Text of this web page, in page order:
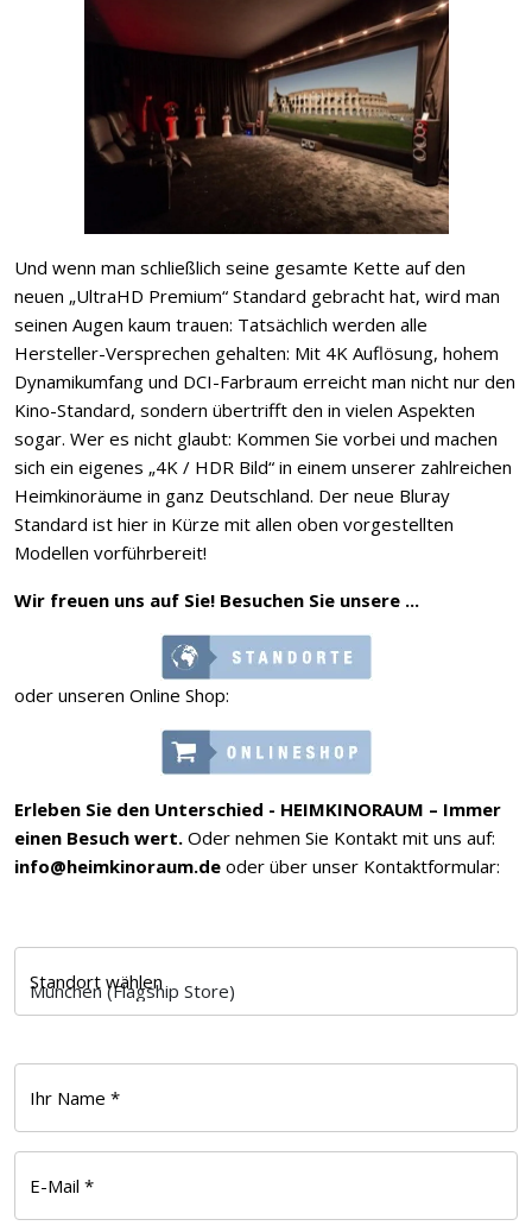
Und wenn man schließlich seine gesamte Kette auf den
neuen „UltraHD Premium“ Standard gebracht hat, wird man
seinen Augen kaum trauen: Tatsächlich werden alle
Hersteller-Versprechen gehalten: Mit 4K Auflösung, hohem
Dynamikumfang und DCI-Farbraum erreicht man nicht nur den
Kino-Standard, sondern übertrifft den in vielen Aspekten
sogar. Wer es nicht glaubt: Kommen Sie vorbei und machen
sich ein eigenes „4K / HDR Bild“ in einem unserer zahlreichen
Heimkinoräume in ganz Deutschland. Der neue Bluray
Standard ist hier in Kürze mit allen oben vorgestellten
Modellen vorführbereit!
Wir freuen uns auf Sie! Besuchen Sie unsere ...
oder unseren Online Shop:
Erleben Sie den Unterschied - HEIMKINORAUM – Immer
einen Besuch wert. Oder nehmen Sie Kontakt mit uns auf:
info@heimkinoraum.de oder über unser Kontaktformular:
Standort wählen
Ihr Name *
E-Mail *